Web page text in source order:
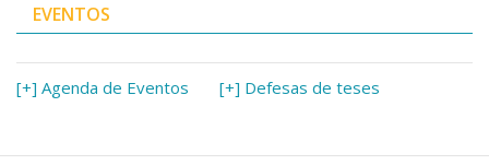
EVENTOS
[+] Agenda de Eventos [+] Defesas de teses